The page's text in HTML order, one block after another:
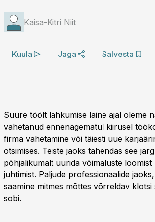
Kaisa-Kitri Niit
Kuula Jaga Salvesta
Suure töölt lahkumise laine ajal oleme
vahetanud ennenägematul kiirusel
firma vahetamine või täiesti uue
otsimises. Teiste jaoks tähendas see
põhjalikumalt uurida võimaluste
juhtimist. Paljude professionaalide
saamine mitmes mõttes võrreldav
sobi.